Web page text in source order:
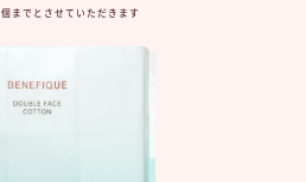
までとさせていただきます